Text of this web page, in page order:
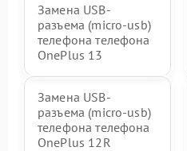
Замена USB-
разъема (micro-usb)
телефона телефона
OnePlus 13
Замена USB-
разъема (micro-usb)
телефона телефона
OnePlus 12R